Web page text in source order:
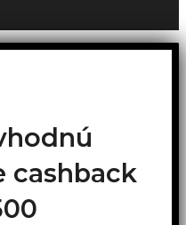
cashback